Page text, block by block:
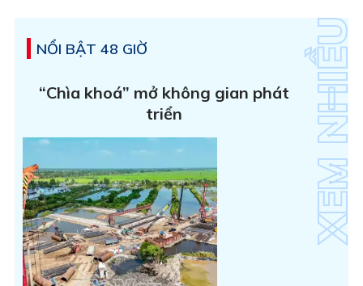
NỔI BẬT 48 GIỜ
“Chìa khoá” mở không gian phát
triển